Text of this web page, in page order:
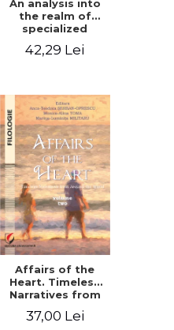
An analysis into
the realm of
specialized
English for civil
42,29 Lei
Affairs of the
Heart. Timeless
Narratives from
World. Volume
37,00 Lei